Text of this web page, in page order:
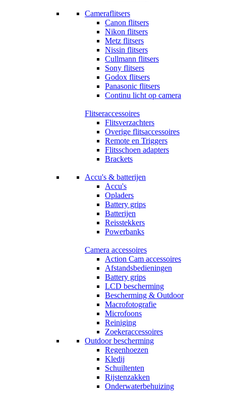
Cameraflitsers
Canon flitsers
Nikon flitsers
Metz flitsers
Nissin flitsers
Cullmann flitsers
Sony flitsers
Godox flitsers
Panasonic flitsers
Continu licht op camera
Flitseraccessoires
Flitsverzachters
Overige flitsaccessoires
Remote en Triggers
Flitsschoen adapters
Brackets
Accu's & batterijen
Accu's
Opladers
Battery grips
Batterijen
Reisstekkers
Powerbanks
Camera accessoires
Action Cam accessoires
Afstandsbedieningen
Battery grips
LCD bescherming
Bescherming & Outdoor
Macrofotografie
Microfoons
Reiniging
Zoekeraccessoires
Outdoor bescherming
Regenhoezen
Kledij
Schuiltenten
Rijstenzakken
Onderwaterbehuizing